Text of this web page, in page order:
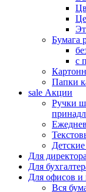
Бумага
с
Папки
sale Акции
Ручки
Для директора
Для
Для офисов и
Вся